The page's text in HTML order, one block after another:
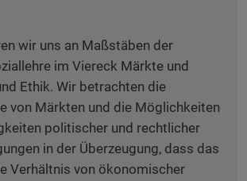
wir uns an Maßstäben der
im Viereck Märkte und
Ethik. Wir betrachten die
von Märkten und die Möglichkeiten
politischer und rechtlicher
in der Überzeugung, dass das
Verhältnis von ökonomischer